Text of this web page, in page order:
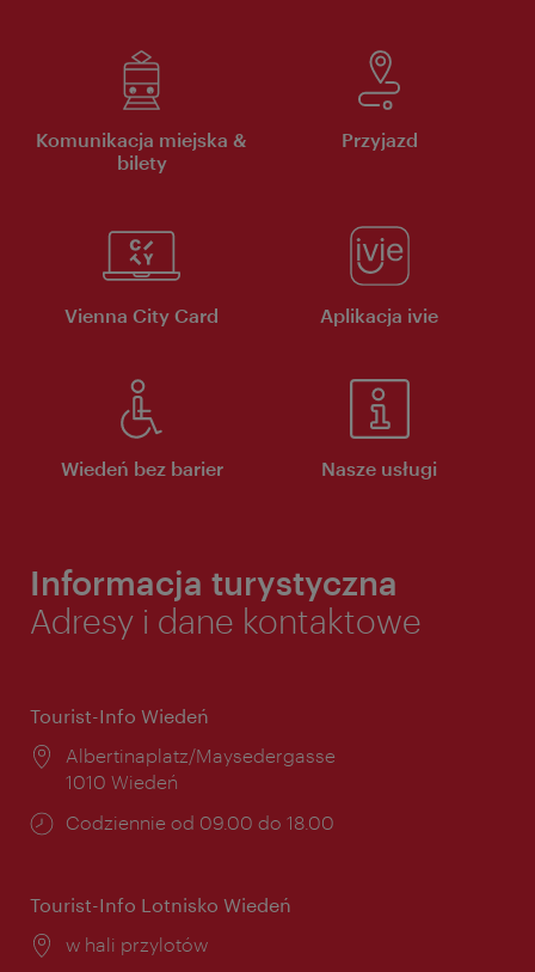
Komunikacja miejska &
bilety
Przyjazd
Vienna City Card Aplikacja ivie
Wiedeń bez barier Nasze usługi
Informacja turystyczna
Adresy i dane kontaktowe
Tourist-Info Wiedeń
Miejsce:
Albertinaplatz/Maysedergasse
1010 Wiedeń
Godziny
Codziennie od 09.00 do 18.00
Tourist-Info Lotnisko Wiedeń
Miejsce:
w hali przylotów